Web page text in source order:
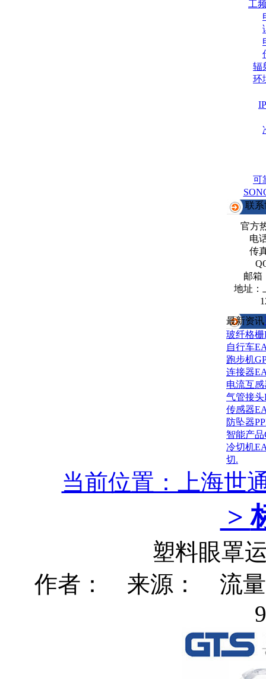
工
辐
环
可
联
官方
电
传
邮箱
地址：
最新资讯
玻纤格
自行车
跑步机
连接器
电流互
气管接
传感器
防坠器
智能产
冷切机
切.
当前位置：上海世
>
塑料眼罩
作者： 来源： 流量